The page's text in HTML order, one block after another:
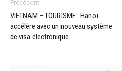
Précédent
VIETNAM – TOURISME : Hanoï
accélère avec un nouveau système
de visa électronique